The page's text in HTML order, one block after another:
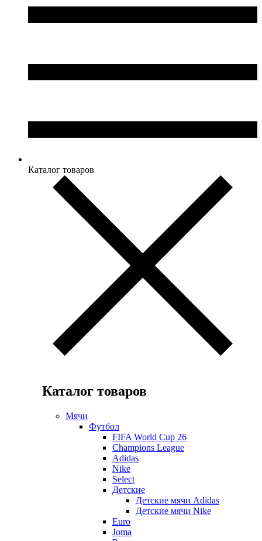
Каталог товаров
Каталог товаров
Мячи
Футбол
FIFA World Cup 26
Champions League
Adidas
Nike
Select
Детские
Детские мячи Adidas
Детские мячи Nike
Euro
Joma